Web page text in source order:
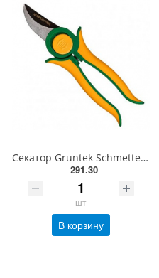
Секатор Gruntek Schmetterling 205 мм(295206186)
291.30
шт
В корзину